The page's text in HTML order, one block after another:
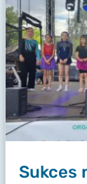
Sukces